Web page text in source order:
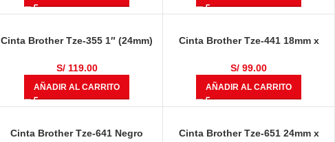
Cinta Brother Tze-355 1″ (24mm)
S/119.00
AÑADIR AL CARRITO
Cinta Brother Tze-441 18mm x
S/ 99.00
AÑADIR AL CARRITO
Cinta Brother Tze-641 Negro
Cinta Brother Tze-651 24mm x